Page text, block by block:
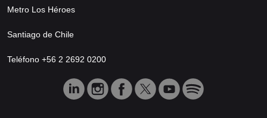
Metro Los Héroes
Santiago de Chile
Teléfono +56 2 2692 0200